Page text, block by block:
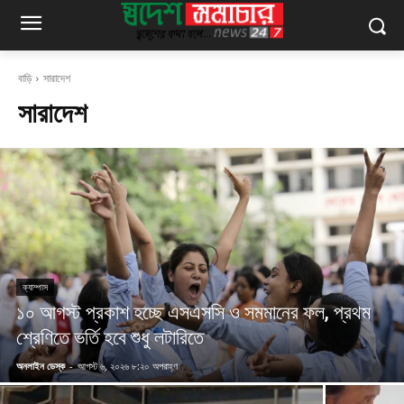
বাড়ি সারাদেশ
সারাদেশ
ক্যাম্পাস
১০ আগস্ট প্রকাশ হচ্ছে এসএসসি ও সমমানের ফল, প্রথম
শ্রেণিতে ভর্তি হবে শুধু লটারিতে
অনলাইন ডেস্ক - আগস্ট ৬, ২০২৬ ৮:২০ অপরাহ্ণ